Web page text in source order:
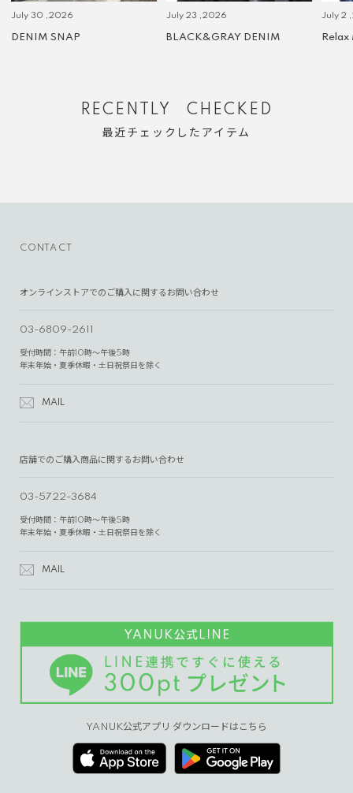
July 30 ,2026
DENIM SNAP
July 23 ,2026
BLACK&GRAY DENIM
July 2
Relax
RECENTLY CHECKED
最近チェックしたアイテム
CONTACT
オンラインストアでのご購入に関するお問い合わせ
03-6809-2611
受付時間：午前10時～午後5時
年末年始・夏季休暇・土日祝祭日を除く
MAIL
店舗でのご購入商品に関するお問い合わせ
03-5722-3684
受付時間：午前10時～午後5時
年末年始・夏季休暇・土日祝祭日を除く
MAIL
YANUK公式アプリ ダウンロードはこちら